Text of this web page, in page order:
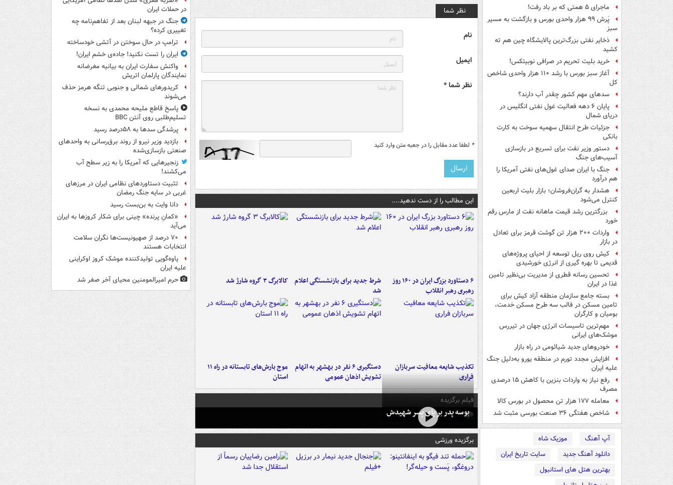
ماجرای ۵ همتی که بر باد رفت!
پَرش ۹۹ هزار واحدی بورس و بازگشت به مسیر
سبز
ذخایر نفتی بزرگ‌ترین پالایشگاه چین هم ته
کشید
خرید بلیت تحریم در صرافی نوبیتکس!
آغاز سبز بورس با رشد ۱۱۰ هزار واحدی شاخص
کل
سدهای مهم کشور چقدر آب دارند؟
پایان ۶ دهه فعالیت غول نفتی انگلیس در
دریای شمال
جزئیات طرح انتقال سهمیه سوخت به کارت
بانکی
دستور وزیر نفت برای تسریع در بازسازی
آسیب‌های جنگ
جنگ با ایران صدای غول‌های نفتی آمریکا را
هم درآورد
هشدار به گران‌فروشان؛ بازار بلیت اربعین
کنترل می‌شود
بزرگترین رشد قیمت ماهانه نفت از مارس رقم
خورد
واردات ۲۰۰ هزار تن گوشت قرمز برای تعادل
در بازار
کیش روی ریل توسعه از احیای پروژه‌های
قدیمی تا بهره گیری از انرژی خورشیدی
تحسین رسانه قطری از مدیریت بی‌نظیر تامین
غذا در ایران
بسته جامع سازمان منطقه آزاد کیش برای
تامین مسکن در فالب سه طرح مسکن خدمت،
بومیان و کارگران
مهم‌ترین تاسیسات انرژی جهان در تیررس
موشک‌های ایرانی
خودروهای جدید شیائومی در راه بازار
افزایش مجدد تورم در منطقه یورو به‌دلیل جنگ
علیه ایران
رفع نیاز به واردات بنزین با کاهش ۱۵ درصدی
مصرف
معامله ۱۷۷ هزار تن محصول در بورس کالا
شاخص‌ هفتگی ۳۶ صنعت بورسی مثبت شد
آپ آهنگ
موزیک شاه
دانلود آهنگ جدید
سایت تاریخ ایران
بهترین هتل های استانبول
نظر شما
نام
ایمیل
نظر شما *
* لطفا عدد مقابل را در جعبه متن وارد کنید
این مطالب را از دست ندهید....
۶ دستاورد بزرگ ایران در ۱۶۰ روز
رهبری رهبر انقلاب
شرط جدید برای بازنشستگی اعلام
شد
کالابرگ ۳ گروه شارژ شد
تکذیب شایعه معافیت سربازان
فراری
دستگیری ۶ نفر در بهشهر به اتهام
تشویش اذهان عمومی
موج بارش‌های تابستانه در راه ۱۱
استان
فیلم برگزیده
بوسه‌ پدر بر پای پسر شهیدش
برگزیده ورزشی
در حملات ایران
جنگ در جبهه لبنان بعد از تفاهم‌نامه چه
تغییری کرده؟
ترامپ در حال سوختن در آتشی خودساخته
ایران را تست نکنید! جاده‌ی خشم ایران!
واکنش سفارت ایران به بیانیه مغرضانه
نمایندگان پارلمان اتریش
کریدورهای شمالی و جنوبی تنگه هرمز حذف
می‌شوند
پاسخ قاطع ملیحه محمدی به نسخه
تسلیم‌طلبی روی آنتن BBC
پرشدگی سدها به ۵۸درصد رسید
بازدید وزیر نیرو از روند برق‌رسانی به واحدهای
صنعتی بازسازی‌شده
زنجیرهایی که آمریکا را به زیر سطح آب
می‌کشند!
تثبیت دستاوردهای نظامی ایران در مرزهای
غربی در سایه جنگ رمضان
دانا وایت به بن‌بست رسید
«کمانِ پرنده» چینی برای شکار کروزها به ایران
می‌آید
۷۰ درصد از صهیونیست‌ها نگران سلامت
انتخابات هستند
یاوه‌گویی تولیدکننده موشک کروز اوکراینی
علیه ایران
حرم امیرالمومنین محیای آخر صفر شد